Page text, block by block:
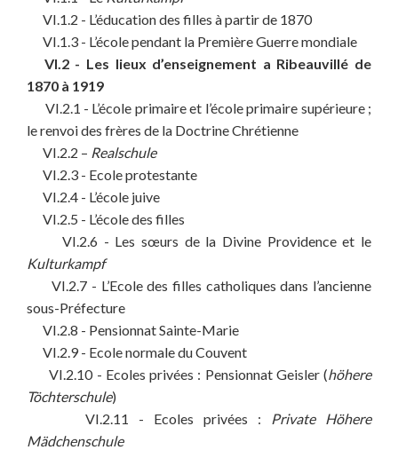
VI.1.2 - L’éducation des filles à partir de 1870
VI.1.3 - L’école pendant la Première Guerre mondiale
VI.2 - Les lieux d’enseignement a Ribeauvillé de
1870 à 1919
VI.2.1 - L’école primaire et l’école primaire supérieure ;
le renvoi des frères de la Doctrine Chrétienne
VI.2.2 – Realschule
VI.2.3 - Ecole protestante
VI.2.4 - L’école juive
VI.2.5 - L’école des filles
VI.2.6 - Les sœurs de la Divine Providence et le
Kulturkampf
VI.2.7 - L’Ecole des filles catholiques dans l’ancienne
sous-Préfecture
VI.2.8 - Pensionnat Sainte-Marie
VI.2.9 - Ecole normale du Couvent
VI.2.10 - Ecoles privées : Pensionnat Geisler (höhere
Töchterschule)
VI.2.11 - Ecoles privées :
Private Höhere
Mädchenschule